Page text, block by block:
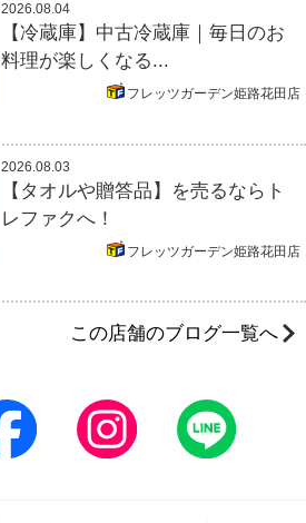
2026.08.04
【冷蔵庫】中古冷蔵庫｜毎日のお
料理が楽しくなる...
フレッツガーデン姫路花田店
2026.08.03
【タオルや贈答品】を売るならト
レファクへ！
フレッツガーデン姫路花田店
この店舗のブログ一覧へ